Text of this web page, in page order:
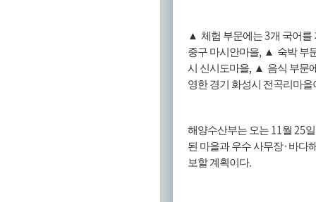
▲ 체험 부문에는3개 국어를
중구 마시안마을, ▲ 숙박 부
시 신시도마을, ▲ 음식 부문
영한 경기 화성시 전곡리마
해양수산부는 오는 11월 25
된 마을과 우수 사무장· 바다
보할 계획이다.